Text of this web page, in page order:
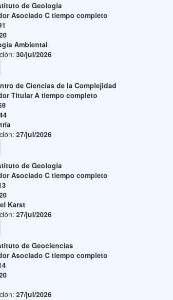
de Geología
Asociado C tiempo completo
Ambiental
30/jul/2026
de Ciencias de la Complejidad
Titular A tiempo completo
27/jul/2026
de Geología
Asociado C tiempo completo
Karst
27/jul/2026
de Geociencias
Asociado C tiempo completo
27/jul/2026